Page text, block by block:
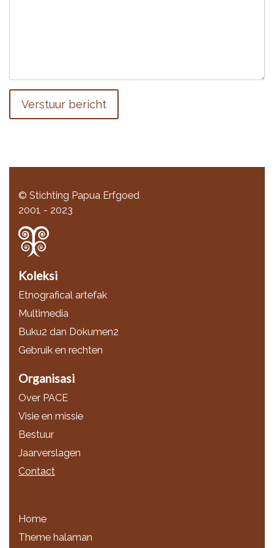
Verstuur bericht
© Stichting Papua Erfgoed
2001 - 2023
Koleksi
Etnografical artefak
Multimedia
Buku2 dan Dokumen2
Gebruik en rechten
Organisasi
Over PACE
Visie en missie
Bestuur
Jaarverslagen
Contact
Home
Theme halaman